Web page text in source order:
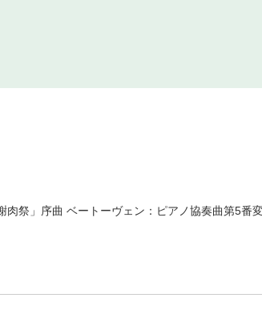
祭」序曲 ベートーヴェン：ピアノ協奏曲第5番